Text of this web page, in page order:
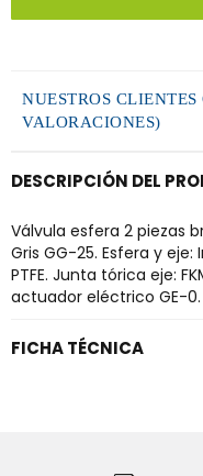
NUESTROS
VALORACIONES)
DESCRIPCIÓN DEL
Válvula esfera 2 piezas
Gris GG-25. Esfera y
PTFE. Junta tórica eje:
actuador eléctrico GE-
FICHA TÉCNICA